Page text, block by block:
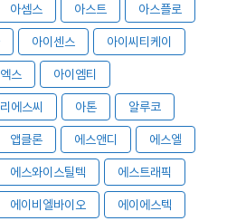
아셈스 아스트 아스플로
아이센스 아이씨티케이
스 아이엠티
에스씨 아톤 알루코
앱클론 에스앤디 에스엘
에스와이스틸텍 에스트래픽
에이비엘바이오 에이에스텍